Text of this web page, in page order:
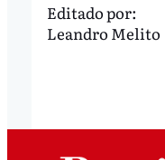
Editado por:
Leandro Melito